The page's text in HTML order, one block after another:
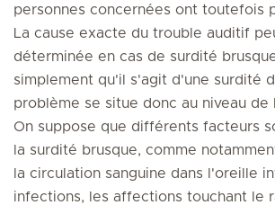
personnes concernées ont toutefois
La cause exacte du trouble auditif
déterminée en cas de surdité
simplement qu'il s'agit d'une surdité
problème se situe donc au niveau de
On suppose que différents facteurs
la surdité brusque, comme
la circulation sanguine dans l'oreille
infections, les affections touchant le